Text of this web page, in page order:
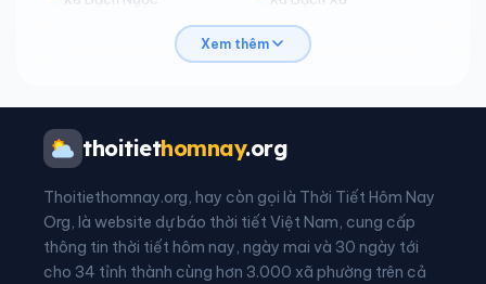
Xã Bằng Hành
Xã Bình Ca
Xã Cán Tỷ
Xã Chiêm Hoá Xã Côn Lôn
Xã Đồng Tâm Xã Đông Thọ
Xem thêm
thoitiethomnay.org
Thoitiethomnay.org, hay còn gọi là Thời Tiết Hôm Nay
Org, là website dự báo thời tiết Việt Nam, cung cấp
thông tin thời tiết hôm nay, ngày mai và 30 ngày tới
cho 34 tỉnh thành cùng hơn 3.000 xã phường trên cả